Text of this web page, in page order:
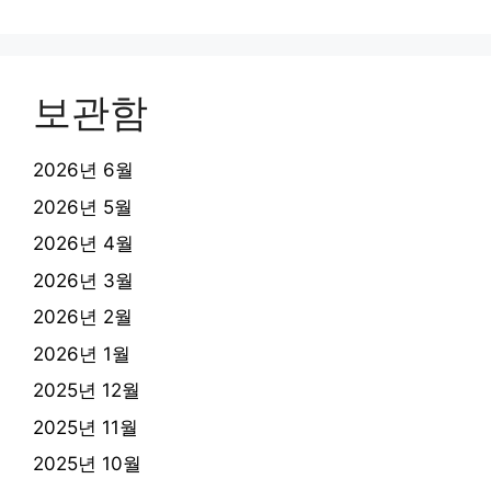
보관함
2026년 6월
2026년 5월
2026년 4월
2026년 3월
2026년 2월
2026년 1월
2025년 12월
2025년 11월
2025년 10월